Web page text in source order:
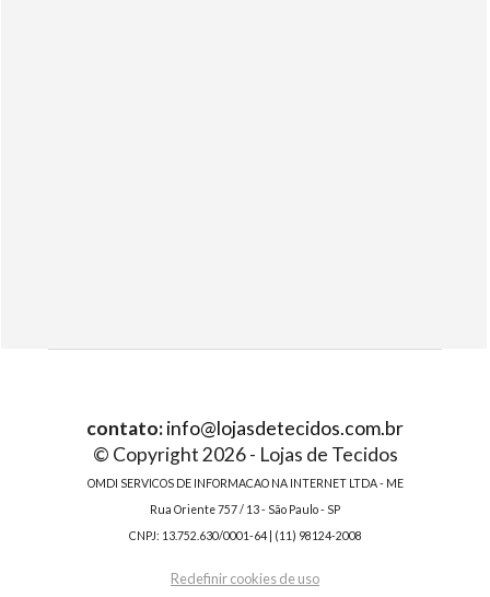
contato:info@lojasdetecidos.com.br
© Copyright 2026 - Lojas de Tecidos
OMDI SERVICOS DE INFORMACAO NA INTERNET LTDA - ME
Rua Oriente 757 / 13 - São Paulo - SP
CNPJ: 13.752.630/0001-64 | (11) 98124-2008
Redefinir cookies de uso